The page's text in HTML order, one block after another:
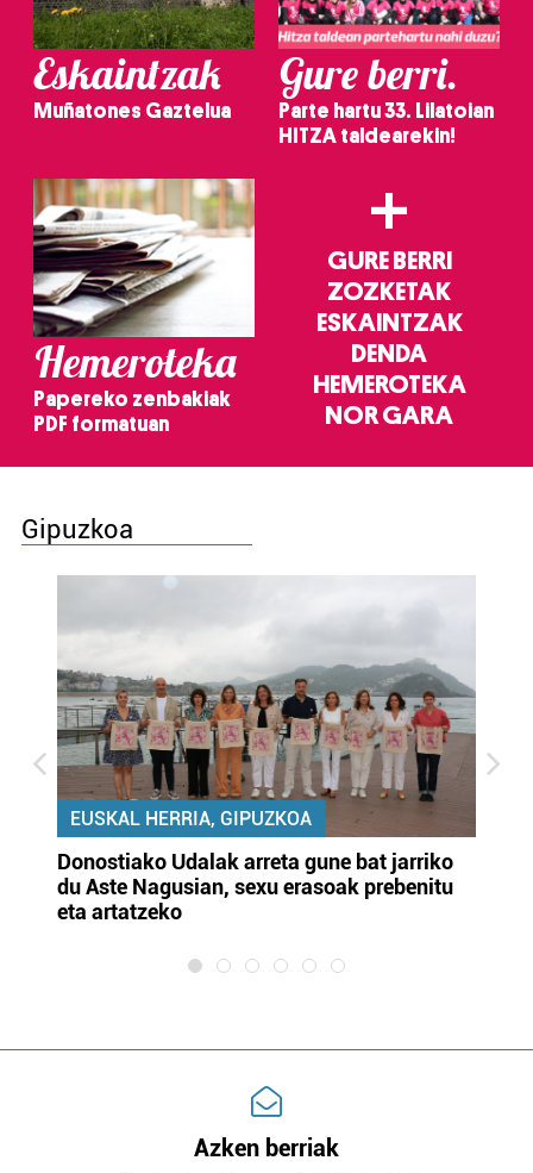
Eskaintzak
Muñatones Gaztelua
Gure berri.
Parte hartu 33. Lilatoian
HITZA taldearekin!
Hemeroteka
Papereko zenbakiak
PDF formatuan
+
GURE BERRI
ZOZKETAK
ESKAINTZAK
DENDA
HEMEROTEKA
NOR GARA
Gipuzkoa
EUSKAL HERRIA, GIPUZKOA
Donostiako Udalak arreta gune bat jarriko
du Aste Nagusian, sexu erasoak prebenitu
eta artatzeko
Azken berriak